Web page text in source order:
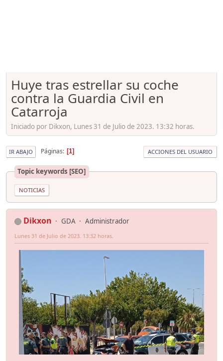
Huye tras estrellar su coche
contra la Guardia Civil en
Catarroja
Iniciado por Dikxon, Lunes 31 de Julio de 2023. 13:32 horas.
IR ABAJO Páginas 1 ACCIONES DEL USUARIO
Topic keywords [SEO]
NOTICIAS
Dikxon GDA Administrador
Lunes 31 de Julio de 2023. 13:32 horas.